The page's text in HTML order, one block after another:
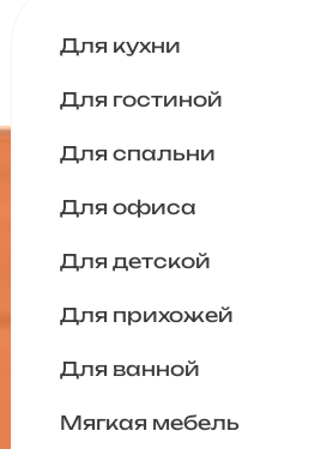
Для кухни
Для гостиной
Для спальни
Для офиса
Для детской
Для прихожей
Для ванной
Мягкая мебель